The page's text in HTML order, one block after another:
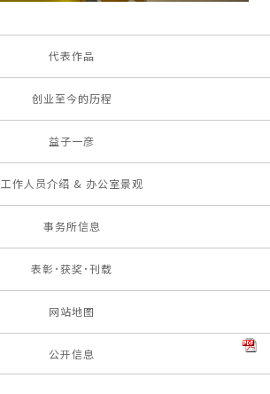
代表作品
创业至今的历程
益子一彦
工作人员介绍 & 办公室景观
事务所信息
表彰･获奖･刊载
网站地图
公开信息